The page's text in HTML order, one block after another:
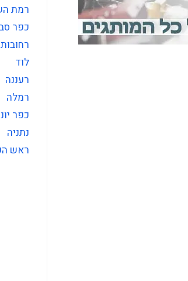
רמת
כפר
רחובות
לוד
רעננה
רמלה
כפר
נתניה
ראש